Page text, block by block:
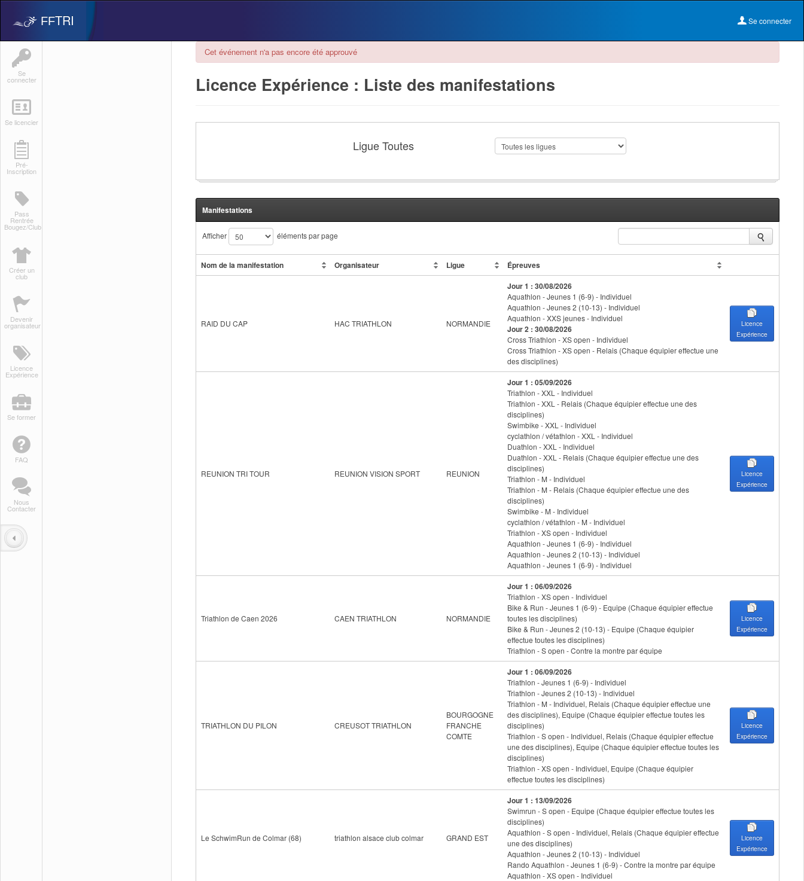
FFTRI Se connecter
Se
connecter
Se licencier
Pré-
Inscription
Pass
Rentrée
Bougez/Club
Créer un
club
Devenir
organisateur
Licence
Expérience
Se former
FAQ
Nous
Contacter
Cet événement n'a pas encore été approuvé
Licence Expérience : Liste des manifestations
Ligue Toutes
Manifestations
Afficher éléments par page
Nom de la manifestation Organisateur Ligue Épreuves
RAID DU CAP HAC TRIATHLON NORMANDIE
Jour 1 : 30/08/2026
Aquathlon - Jeunes 1 (6-9) - Individuel
Aquathlon - Jeunes 2 (10-13) - Individuel
Aquathlon - XXS jeunes - Individuel
Jour 2 : 30/08/2026
Cross Triathlon - XS open - Individuel
Cross Triathlon - XS open - Relais (Chaque équipier effectue une
des disciplines)
Licence
Expérience
REUNION TRI TOUR REUNION VISION SPORT REUNION
Jour 1 : 05/09/2026
Triathlon - XXL - Individuel
Triathlon - XXL - Relais (Chaque équipier effectue une des
disciplines)
Swimbike - XXL - Individuel
cyclathlon / vétathlon - XXL - Individuel
Duathlon - XXL - Individuel
Duathlon - XXL - Relais (Chaque équipier effectue une des
disciplines)
Triathlon - M - Individuel
Triathlon - M - Relais (Chaque équipier effectue une des
disciplines)
Swimbike - M - Individuel
cyclathlon / vétathlon - M - Individuel
Triathlon - XS open - Individuel
Aquathlon - Jeunes 1 (6-9) - Individuel
Aquathlon - Jeunes 2 (10-13) - Individuel
Aquathlon - Jeunes 1 (6-9) - Individuel
Licence
Expérience
Triathlon de Caen 2026 CAEN TRIATHLON NORMANDIE
Jour 1 : 06/09/2026
Triathlon - XS open - Individuel
Bike & Run - Jeunes 1 (6-9) - Equipe (Chaque équipier effectue
toutes les disciplines)
Bike & Run - Jeunes 2 (10-13) - Equipe (Chaque équipier
effectue toutes les disciplines)
Triathlon - S open - Contre la montre par équipe
Licence
Expérience
TRIATHLON DU PILON CREUSOT TRIATHLON
BOURGOGNE
FRANCHE
COMTE
Jour 1 : 06/09/2026
Triathlon - Jeunes 1 (6-9) - Individuel
Triathlon - Jeunes 2 (10-13) - Individuel
Triathlon - M - Individuel, Relais (Chaque équipier effectue une
des disciplines), Equipe (Chaque équipier effectue toutes les
disciplines)
Triathlon - S open - Individuel, Relais (Chaque équipier effectue
une des disciplines), Equipe (Chaque équipier effectue toutes les
disciplines)
Triathlon - XS open - Individuel, Equipe (Chaque équipier
effectue toutes les disciplines)
Licence
Expérience
Le SchwimRun de Colmar (68) triathlon alsace club colmar GRAND EST
Jour 1 : 13/09/2026
Swimrun - S open - Equipe (Chaque équipier effectue toutes les
disciplines)
Aquathlon - S open - Individuel, Relais (Chaque équipier effectue
une des disciplines)
Aquathlon - Jeunes 2 (10-13) - Individuel
Rando Aquathlon - Jeunes 1 (6-9) - Contre la montre par équipe
Aquathlon - XS open - Individuel
Licence
Expérience